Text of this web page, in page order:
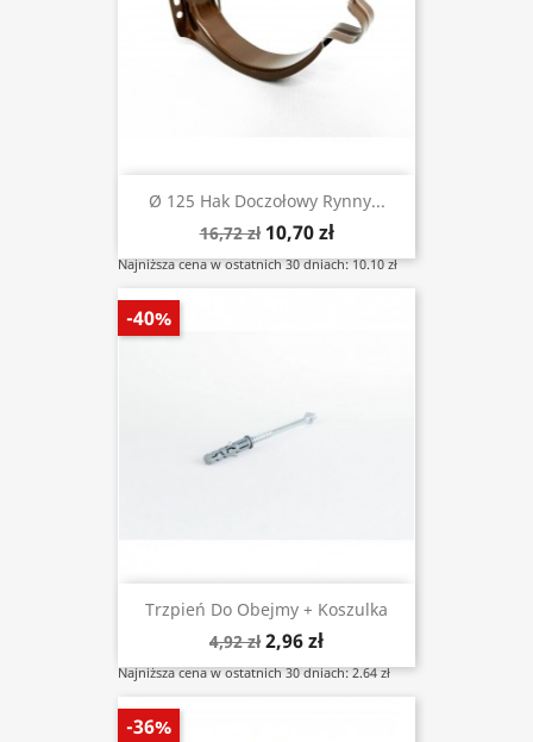
Ø 125 Hak Doczołowy Rynny...
16,72 zł 10,70 zł
Najniższa cena w ostatnich 30 dniach: 10.10 zł
Trzpień Do Obejmy + Koszulka
4,92 zł 2,96 zł
Najniższa cena w ostatnich 30 dniach: 2.64 zł
-40%
-36%